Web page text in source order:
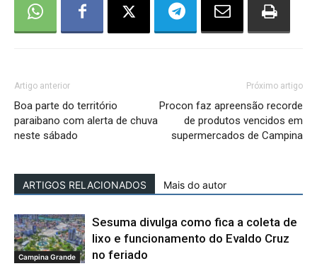
Artigo anterior
Boa parte do território
paraibano com alerta de chuva
neste sábado
Próximo artigo
Procon faz apreensão recorde
de produtos vencidos em
supermercados de Campina
ARTIGOS RELACIONADOS Mais do autor
Campina Grande
Sesuma divulga como fica a coleta de
lixo e funcionamento do Evaldo Cruz
no feriado